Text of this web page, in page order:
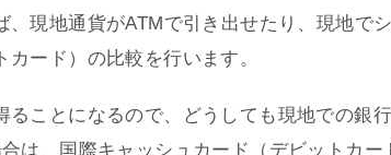
現地通貨がATMで引き出せたり、現地で
ード）の比較を行います。
ことになるので、どうしても現地での銀
は、国際キャッシュカード（デビットカー